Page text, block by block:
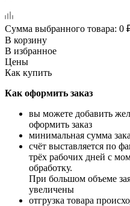
Сумма выбранного товара: 0
В корзину
В избранное
Цены
Как купить
Как оформить заказ
вы можете добавить
оформить заказ
минимальная сумма
счёт выставляется по
трёх рабочих дней с
обработку.
При большом объеме
увеличены
отгрузка товара